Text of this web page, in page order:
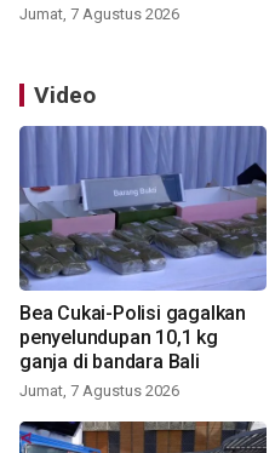
Jumat, 7 Agustus 2026
Video
Bea Cukai-Polisi gagalkan
penyelundupan 10,1 kg
ganja di bandara Bali
Jumat, 7 Agustus 2026